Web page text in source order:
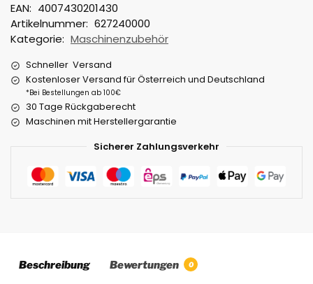
EAN: 4007430201430
Artikelnummer: 627240000
Kategorie: Maschinenzubehör
Schneller Versand
Kostenloser Versand für Österreich und Deutschland
*Bei Bestellungen ab 100€
30 Tage Rückgaberecht
Maschinen mit Herstellergarantie
Sicherer Zahlungsverkehr
Beschreibung Bewertungen 0